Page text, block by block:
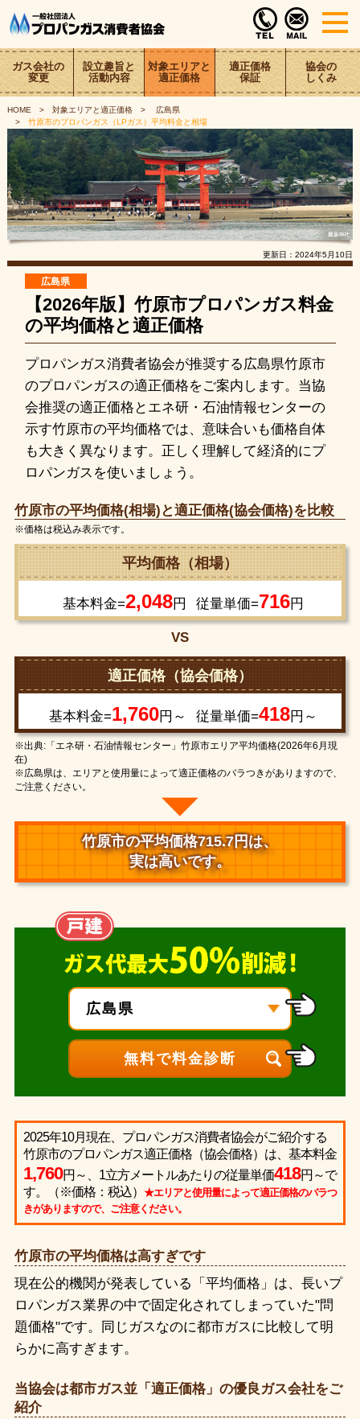
ガス会社の
変更
設立趣旨と
活動内容
対象エリアと
適正価格
適正価格
保証
協会の
しくみ
HOME 対象エリアと適正価格
広島県
竹原市のプロパンガス（LPガス）平均料金と相場
更新日： 2024年5月10日
広島県
【2026年版】竹原市プロパンガス料金
の平均価格と適正価格
プロパンガス消費者協会が推奨する広島県竹原市
のプロパンガスの適正価格をご案内します。当協
会推奨の適正価格とエネ研・石油情報センターの
示す竹原市の平均価格では、意味合いも価格自体
も大きく異なります。正しく理解して経済的にプ
ロパンガスを使いましょう。
竹原市の平均価格(相場)と適正価格(協会価格)を比較
※価格は税込み表示です。
平均価格（相場）
基本料金=2,048円 従量単価=716円
VS
適正価格（協会価格）
基本料金=1,760円～ 従量単価=418円～
※出典:「エネ研・石油情報センター」竹原市エリア平均価格(2026年6月現
在)
※広島県は、エリアと使用量によって適正価格のバラつきがありますので、
ご注意ください。
竹原市の平均価格715.7円は、
実は高いです。
2025年10月現在、プロパンガス消費者協会がご紹介する
竹原市のプロパンガス適正価格（協会価格）は、基本料金
1,760円～、1立方メートルあたりの従量単価418円～で
す。（※価格：税込） ★エリアと使用量によって適正価格のバラつ
きがありますので、ご注意ください。
竹原市の平均価格は高すぎです
現在公的機関が発表している「平均価格」は、長いプ
ロパンガス業界の中で固定化されてしまっていた"問
題価格"です。同じガスなのに都市ガスに比較して明
らかに高すぎます。
当協会は都市ガス並「適正価格」の優良ガス会社をご
紹介